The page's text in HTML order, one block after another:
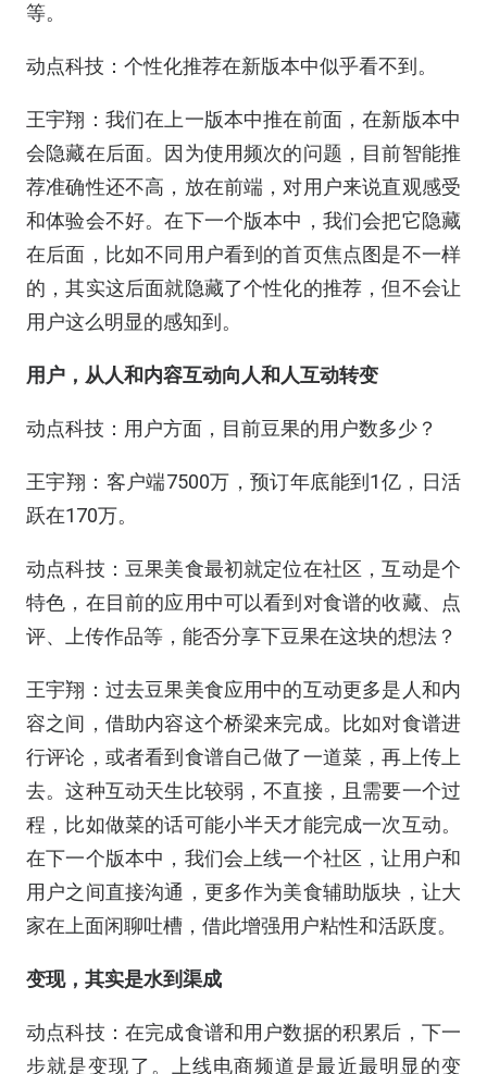
等。
动点科技：个性化推荐在新版本中似乎看不到。
王宇翔：我们在上一版本中推在前面，在新版本中
会隐藏在后面。因为使用频次的问题，目前智能推
荐准确性还不高，放在前端，对用户来说直观感受
和体验会不好。在下一个版本中，我们会把它隐藏
在后面，比如不同用户看到的首页焦点图是不一样
的，其实这后面就隐藏了个性化的推荐，但不会让
用户这么明显的感知到。
用户，从人和内容互动向人和人互动转变
动点科技：用户方面，目前豆果的用户数多少？
王宇翔：客户端7500万，预订年底能到1亿，日活
跃在170万。
动点科技：豆果美食最初就定位在社区，互动是个
特色，在目前的应用中可以看到对食谱的收藏、点
评、上传作品等，能否分享下豆果在这块的想法？
王宇翔：过去豆果美食应用中的互动更多是人和内
容之间，借助内容这个桥梁来完成。比如对食谱进
行评论，或者看到食谱自己做了一道菜，再上传上
去。这种互动天生比较弱，不直接，且需要一个过
程，比如做菜的话可能小半天才能完成一次互动。
在下一个版本中，我们会上线一个社区，让用户和
用户之间直接沟通，更多作为美食辅助版块，让大
家在上面闲聊吐槽，借此增强用户粘性和活跃度。
变现，其实是水到渠成
动点科技：在完成食谱和用户数据的积累后，下一
步就是变现了。上线电商频道是最近最明显的变